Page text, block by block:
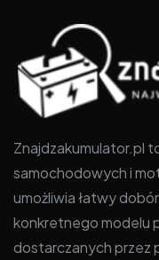
Znajdzakumulator.pl
samochodowych i
umożliwia łatwy
konkretnego modelu
dostarczanych przez